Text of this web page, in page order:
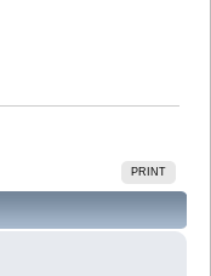
PRINT